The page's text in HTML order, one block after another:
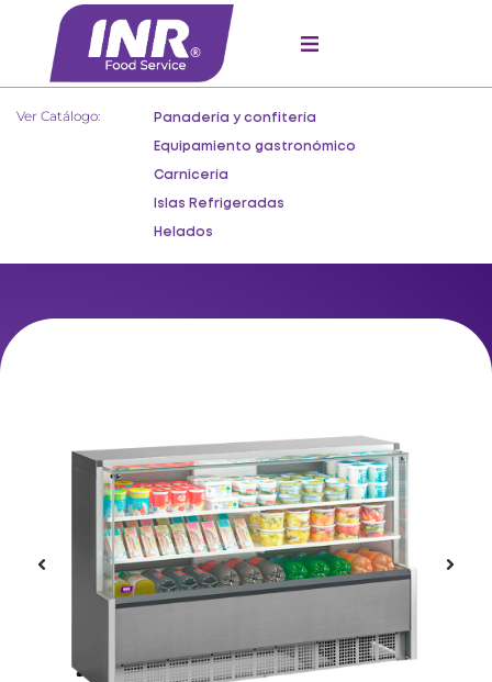
Ver Catálogo: Panadería y confitería
Equipamiento gastronómico
Carnicería
Islas Refrigeradas
Helados